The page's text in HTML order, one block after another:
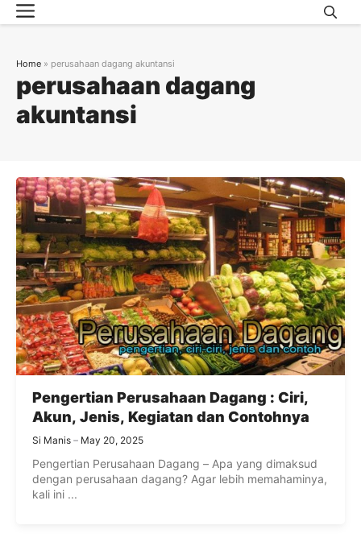
Skip
to
Menu
perusahaan dagang
akuntansi
Home » perusahaan dagang akuntansi
Pengertian Perusahaan Dagang : Ciri,
Akun, Jenis, Kegiatan dan Contohnya
Si Manis May 20, 2025
Pengertian Perusahaan Dagang – Apa yang dimaksud
dengan perusahaan dagang? Agar lebih memahaminya,
kali ini ...